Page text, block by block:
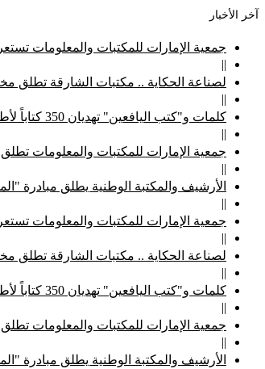
آخر الأخبار
جمعية الإمارات للمكتبات والمعلومات
||
لصناعة الحكاية .. مكتبات الشارقة تطلق
||
كلمات و"كتب اليافعين" تهديان 350 كتاباً لأطفال "الإمارات الإنسانية"
||
جمعية الإمارات للمكتبات والمعلومات
||
الأرشيف والمكتبة الوطنية يطلق مبادرة
||
جمعية الإمارات للمكتبات والمعلومات
||
لصناعة الحكاية .. مكتبات الشارقة تطلق
||
كلمات و"كتب اليافعين" تهديان 350 كتاباً لأطفال "الإمارات الإنسانية"
||
جمعية الإمارات للمكتبات والمعلومات
||
الأرشيف والمكتبة الوطنية يطلق مبادرة